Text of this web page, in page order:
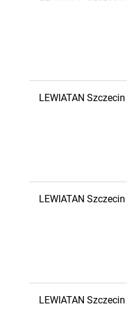
LEWIATAN Szczecin
LEWIATAN Szczecin
LEWIATAN Szczecin